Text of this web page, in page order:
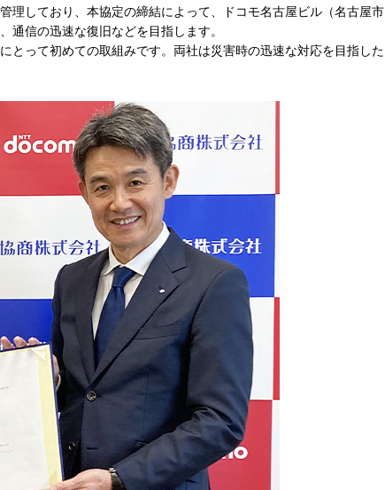
理しており、本協定の締結によって、ドコモ名古屋ビル（名古屋市
通信の迅速な復旧などを目指します。
とって初めての取組みです。両社は災害時の迅速な対応を目指した